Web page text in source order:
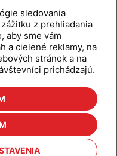
sledovania
z prehliadania
aby sme vám
a cielené reklamy, na
stránok a na
prichádzajú.
šikovné tipy